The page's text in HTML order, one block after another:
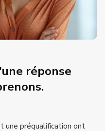
réponse
une préqualification ont